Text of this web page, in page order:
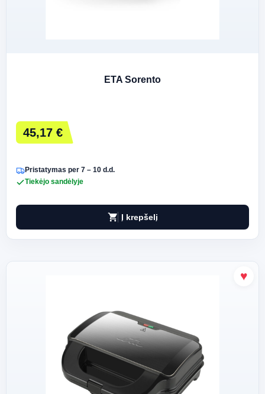
ETA Sorento
45,17 €
Pristatymas per 7 – 10 d.d.
Tiekėjo sandėlyje
shopping_cart Į krepšelį